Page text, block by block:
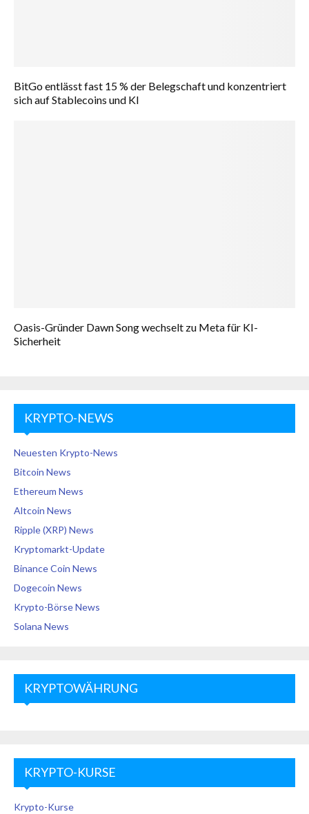
BitGo entlässt fast 15 % der Belegschaft und konzentriert
sich auf Stablecoins und KI
Oasis-Gründer Dawn Song wechselt zu Meta für KI-
Sicherheit
KRYPTO-NEWS
Neuesten Krypto-News
Bitcoin News
Ethereum News
Altcoin News
Ripple (XRP) News
Kryptomarkt-Update
Binance Coin News
Dogecoin News
Krypto-Börse News
Solana News
KRYPTOWÄHRUNG
KRYPTO-KURSE
Krypto-Kurse